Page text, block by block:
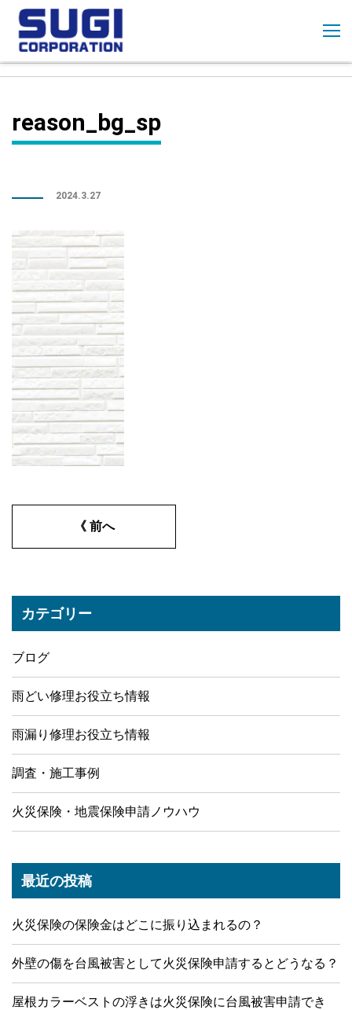
ン
reason_bg_sp
2024.3.27
《 前へ
カテゴリー
ブログ
雨どい修理お役立ち情報
雨漏り修理お役立ち情報
調査・施工事例
火災保険・地震保険申請ノウハウ
最近の投稿
火災保険の保険金はどこに振り込まれるの？
外壁の傷を台風被害として火災保険申請するとどうなる？
屋根カラーベストの浮きは火災保険に台風被害申請でき